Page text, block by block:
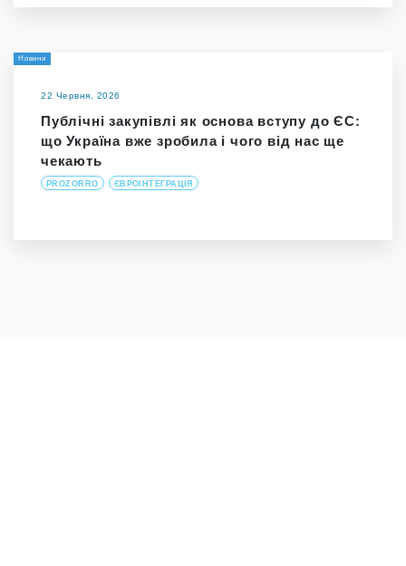
Новини
22 Червня, 2026
Публічні закупівлі як основа вступу до ЄС:
що Україна вже зробила і чого від нас ще
чекають
PROZORRO ЄВРОІНТЕГРАЦІЯ